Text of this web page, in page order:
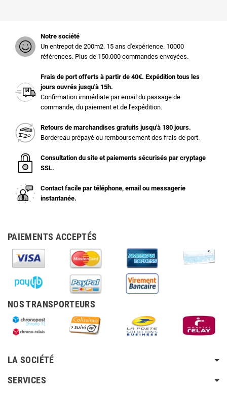
Notre société
Un entrepot de 200m2. 15 ans d'expérience. 10000
références. Plus de 150.000 commandes envoyées.
Frais de port offerts à partir de 40€. Expédition tous les
jours ouvrés jusqu'à 15h.
Confirmation immédiate par email du passage de
commande, du paiement et de l'expédition.
Retours de marchandises gratuits jusqu'à 180 jours.
Bordereau prépayé ou remboursement des frais de port.
Consultation du site et paiements sécurisés par cryptage
SSL.
Contact facile par téléphone, email ou messagerie
instantanée.
PAIEMENTS ACCEPTÉS
NOS TRANSPORTEURS
LA SOCIÉTÉ
SERVICES